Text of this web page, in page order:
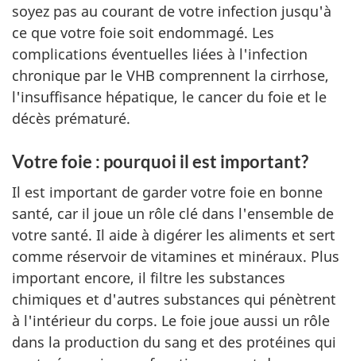
soyez pas au courant de votre infection jusqu'à
ce que votre foie soit endommagé. Les
complications éventuelles liées à l'infection
chronique par le VHB comprennent la cirrhose,
l'insuffisance hépatique, le cancer du foie et le
décès prématuré.
Votre foie : pourquoi il est important?
Il est important de garder votre foie en bonne
santé, car il joue un rôle clé dans l'ensemble de
votre santé. Il aide à digérer les aliments et sert
comme réservoir de vitamines et minéraux. Plus
important encore, il filtre les substances
chimiques et d'autres substances qui pénètrent
à l'intérieur du corps. Le foie joue aussi un rôle
dans la production du sang et des protéines qui